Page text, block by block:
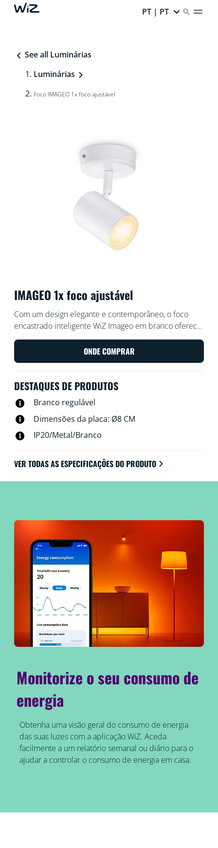
PT | PT
See all Luminárias
Luminárias
Foco IMAGEO 1x foco ajustável
IMAGEO 1x foco ajustável
Com um design elegante e contemporâneo, o foco
encastrado inteligente WiZ Imageo em branco oferece
um foco ajustável e luz branca quente ou fria para o
seu espaço. Utilize-o com o Wi-Fi existente para
controlar através da aplicação WiZ ou com a sua voz.
ONDE COMPRAR
DESTAQUES DE PRODUTOS
Branco regulável
Dimensões da placa: Ø8 CM
IP20/Metal/Branco
VER TODAS AS ESPECIFICAÇÕES DO PRODUTO
Monitorize o seu consumo de
energia
Obtenha uma visão geral do consumo de energia
das suas luzes com a aplicação WiZ. Aceda
facilmente a um relatório semanal ou diário para o
ajudar a controlar o consumo de energia em casa.